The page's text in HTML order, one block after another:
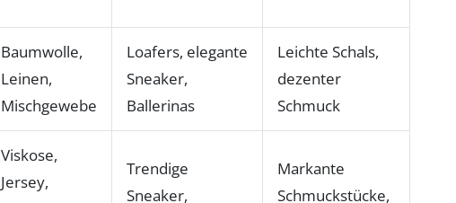
Baumwolle,
Leinen,
Mischgewebe
Loafers, elegante
Sneaker,
Ballerinas
Leichte Schals,
dezenter
Schmuck
Viskose,
Jersey,
Trendige
Sneaker,
Markante
Schmuckstücke,